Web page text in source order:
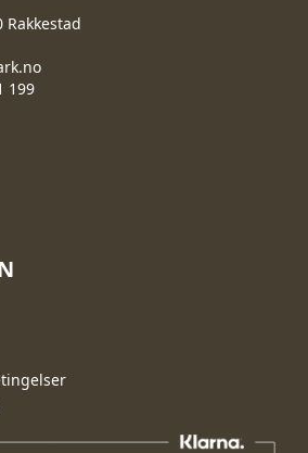
Rakkestad
199